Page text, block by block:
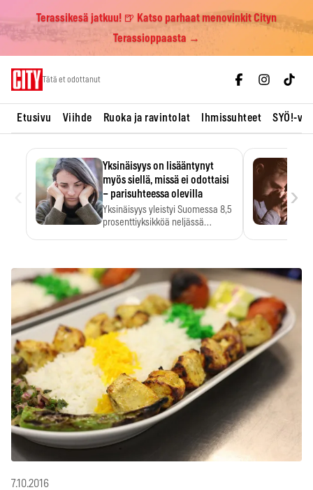
Terassikesä jatkuu! 🍺 Katso parhaat menovinkit Cityn
Terassioppaasta →
Tätä et odottanut
Etusivu Viihde Ruoka ja ravintolat Ihmissuhteet SYÖ!-
Yksinäisyys on lisääntynyt
myös siellä, missä ei odottaisi
– parisuhteessa olevilla
Yksinäisyys yleistyi Suomessa 8,5
prosenttiyksikköä neljässä
›
7.10.2016